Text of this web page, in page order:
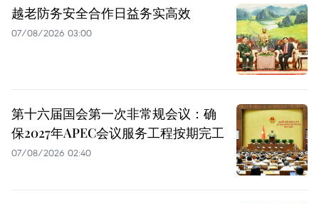
越老防务安全合作日益务实高效
07/08/2026 03:00
第十六届国会第一次非常规会议：确
保2027年APEC会议服务工程按期完工
07/08/2026 02:40